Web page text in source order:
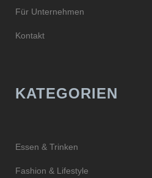
Für Unternehmen
Kontakt
KATEGORIEN
Essen & Trinken
Fashion & Lifestyle